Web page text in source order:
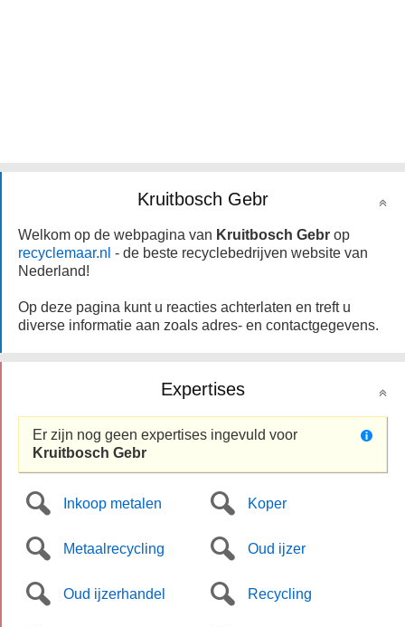
Kruitbosch Gebr
Welkom op de webpagina van Kruitbosch Gebr op
recyclemaar.nl - de beste recyclebedrijven website van
Nederland!
Op deze pagina kunt u reacties achterlaten en treft u
diverse informatie aan zoals adres- en contactgegevens.
Expertises
Er zijn nog geen expertises ingevuld voor
Kruitbosch Gebr
Inkoop metalen Koper
Metaalrecycling Oud ijzer
Oud ijzerhandel Recycling